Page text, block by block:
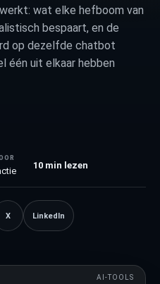
wat elke hefboom van
bespaart, en de
op dezelfde chatbot
één uit elkaar hebben
10 min lezen
X LinkedIn
AI-TOOLS